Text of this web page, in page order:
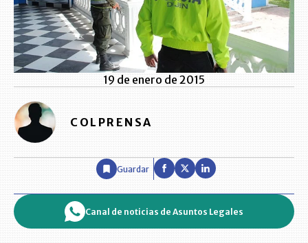
19 de enero de 2015
COLPRENSA
Guardar
Canal de noticias de Asuntos Legales